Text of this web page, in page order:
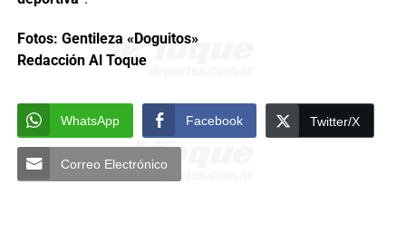
Fotos: Gentileza «Doguitos»
Redacción Al Toque
WhatsApp Facebook Twitter/X
Correo Electrónico